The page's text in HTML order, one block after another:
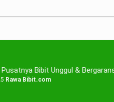
Pusatnya Bibit Unggul &
Rawa Bibit.com